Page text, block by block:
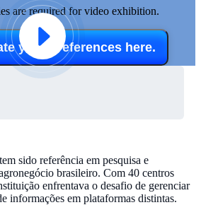
are required for video exhibition.
your preferences here.
sido referência em pesquisa e
brasileiro. Com 40 centros
enfrentava o desafio de gerenciar
informações em plataformas distintas.